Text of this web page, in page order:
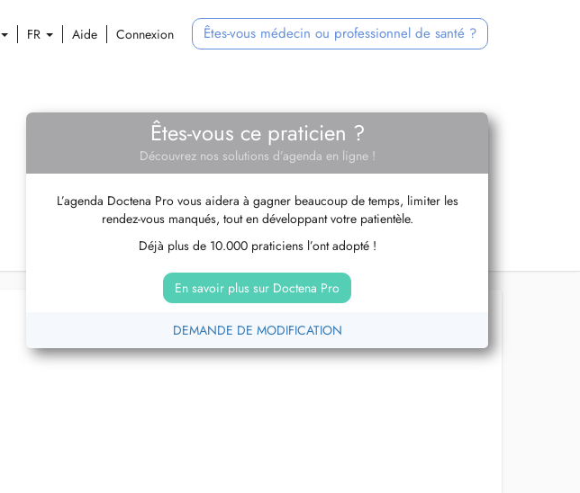
FR Aide Connexion Êtes-vous médecin ou professionnel de santé ?
Êtes-vous ce praticien ?
Découvrez nos solutions d’agenda en ligne !
L’agenda Doctena Pro vous aidera à gagner beaucoup de temps, limiter les
rendez-vous manqués, tout en développant votre patientèle.
Déjà plus de 10.000 praticiens l’ont adopté !
En savoir plus sur Doctena Pro
DEMANDE DE MODIFICATION